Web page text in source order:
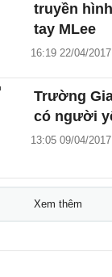
truyền
tay MLee
16:19 22/04/2017
Trường
có người
13:05 09/04/2017
Xem thêm